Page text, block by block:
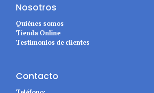
Nosotros
Quiénes somos
Tienda Online
Testimonios de clientes
Contacto